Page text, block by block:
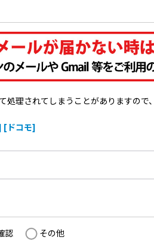
処理されてしまうことがありますの
[ドコモ]
認
その他